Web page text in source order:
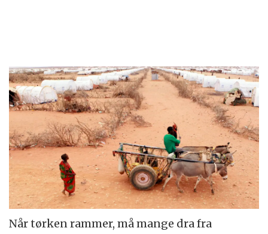
Når tørken rammer, må mange dra fra